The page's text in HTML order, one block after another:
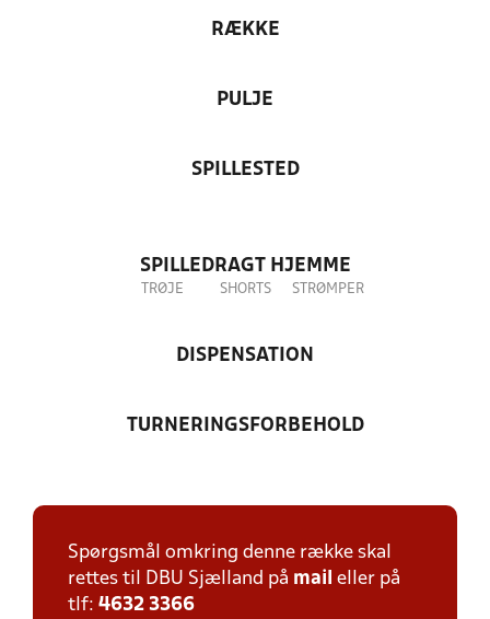
RÆKKE
PULJE
SPILLESTED
SPILLEDRAGT HJEMME
TRØJE SHORTS STRØMPER
DISPENSATION
TURNERINGSFORBEHOLD
Spørgsmål omkring denne række skal
rettes til DBU Sjælland på mail eller på
tlf: 4632 3366